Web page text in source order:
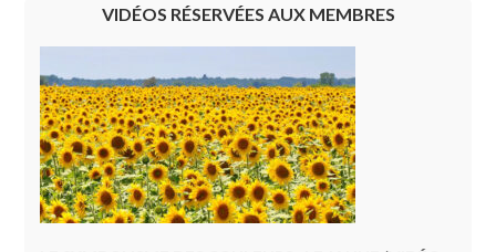
VIDÉOS RÉSERVÉES AUX MEMBRES